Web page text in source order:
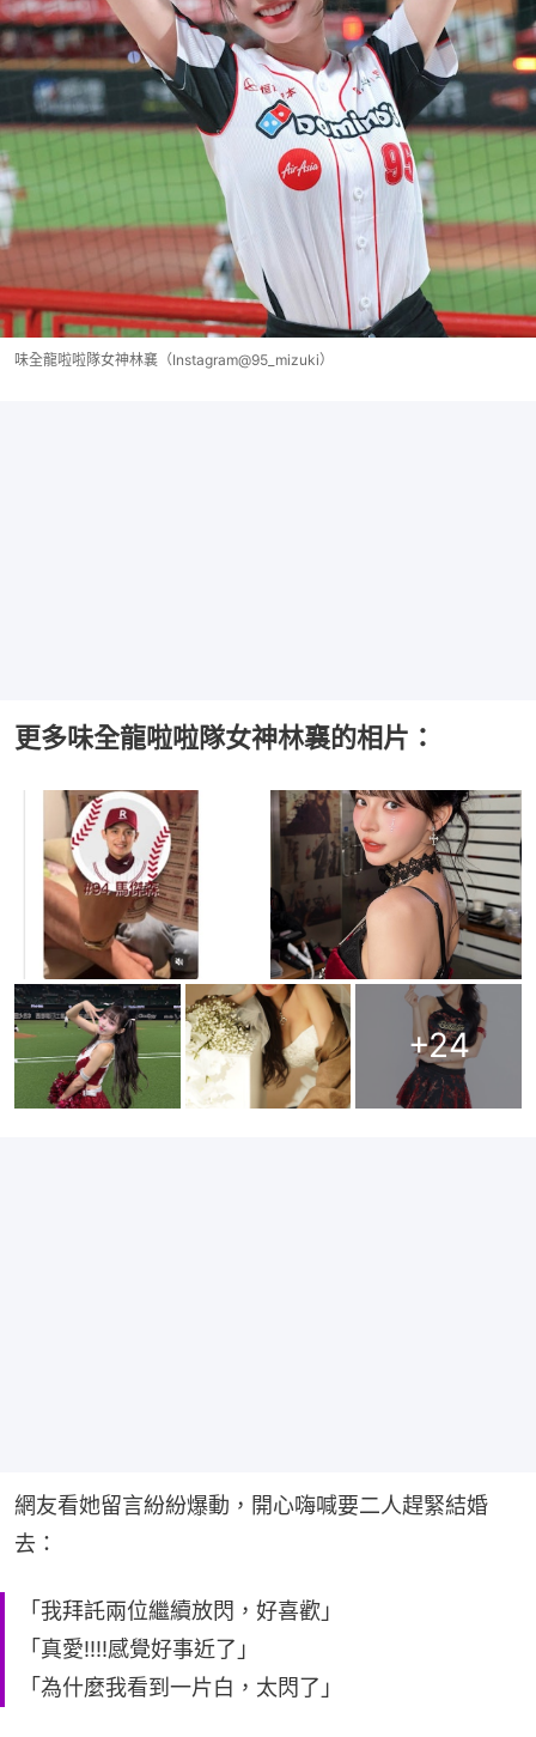
味全龍啦啦隊女神林襄（Instagram@95_mizuki）
更多味全龍啦啦隊女神林襄的相片：
+24
網友看她留言紛紛爆動，開心嗨喊要二人趕緊結婚
去：
「我拜託兩位繼續放閃，好喜歡」
「真愛!!!!感覺好事近了」
「為什麼我看到一片白，太閃了」